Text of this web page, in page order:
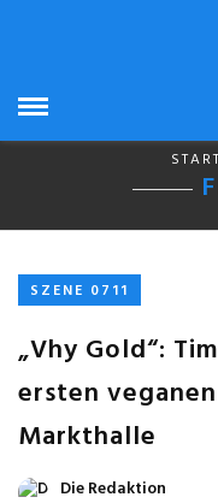
SZENE 0711
„Vhy Gold“:
ersten
Markthalle
Die Redaktion